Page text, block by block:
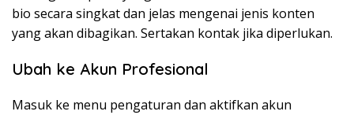
bio secara singkat dan jelas mengenai jenis konten
yang akan dibagikan. Sertakan kontak jika diperlukan.
Ubah ke Akun Profesional
Masuk ke menu pengaturan dan aktifkan akun